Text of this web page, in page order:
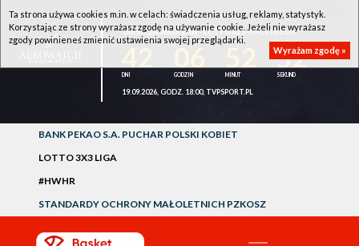
1KS ŚLĘZA WROCŁAW - LOTTO AZS UMCS LUBLIN
51
19.09.2026, GODZ. 18:00, TVPSPORT.PL
BANK PEKAO S.A. PUCHAR POLSKI KOBIET
LOTTO 3X3 LIGA
#HWHR
STANDARDY OCHRONY MAŁOLETNICH PZKOSZ
Ta strona używa cookies m.in. w celach: świadczenia usług, reklamy, statystyk.
Korzystając ze strony wyrażasz zgodę na używanie cookie. Jeżeli nie wyrażasz
zgody powinieneś zmienić ustawienia swojej przeglądarki.
Wyrażam zgodę »